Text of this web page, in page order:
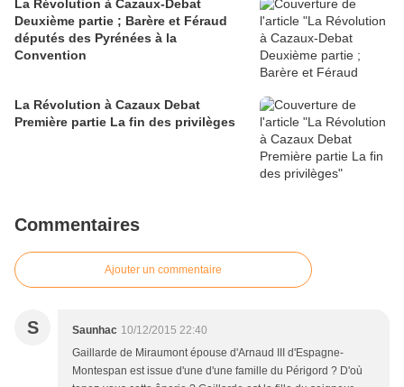
La Révolution à Cazaux-Debat
Deuxième partie ; Barère et Féraud
députés des Pyrénées à la
Convention
La Révolution à Cazaux Debat
Première partie La fin des privilèges
Commentaires
Ajouter un commentaire
S Saunhac 10/12/2015 22:40
Gaillarde de Miraumont épouse d'Arnaud III d'Espagne-
Montespan est issue d'une d'une famille du Périgord ? D'où